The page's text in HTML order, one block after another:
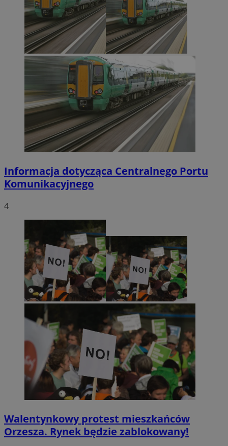
Informacja dotycząca Centralnego Portu
Komunikacyjnego
4
Walentynkowy protest mieszkańców
Orzesza. Rynek będzie zablokowany!